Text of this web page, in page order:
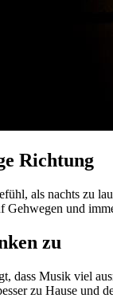
Richtung
als nachts zu
Gehwegen und
zu
dass Musik viel
zu Hause und